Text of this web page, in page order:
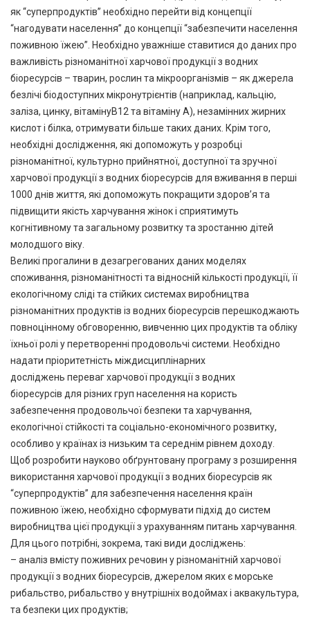
як “суперпродуктів” необхідно перейти від концепції
“нагодувати населення” до концепції “забезпечити населення
поживною їжею”. Необхідно уважніше ставитися до даних про
важливість різноманітної харчової продукції з водних
біоресурсів – тварин, рослин та мікроорганізмів – як джерела
безлічі біодоступних мікронутрієнтів (наприклад, кальцію,
заліза, цинку, вітамінуB12 та вітаміну А), незамінних жирних
кислот і білка, отримувати більше таких даних. Крім того,
необхідні дослідження, які допоможуть у розробці
різноманітної, культурно прийнятної, доступної та зручної
харчової продукції з водних біоресурсів для вживання в перші
1000 днів життя, які допоможуть покращити здоров’я та
підвищити якість харчування жінок і сприятимуть
когнітивному та загальному розвитку та зростанню дітей
молодшого віку.
Великі прогалини в дезагрегованих даних моделях
споживання, різноманітності та відносній кількості продукції, її
екологічному сліді та стійких системах виробництва
різноманітних продуктів із водних біоресурсів перешкоджають
повноцінному обговоренню, вивченню цих продуктів та обліку
їхньої ролі у перетворенні продовольчі системи. Необхідно
надати пріоритетність міждисциплінарних
досліджень переваг харчової продукції з водних
біоресурсів для різних груп населення на користь
забезпечення продовольчої безпеки та харчування,
екологічної стійкості та соціально-економічного розвитку,
особливо у країнах із низьким та середнім рівнем доходу.
Щоб розробити науково обґрунтовану програму з розширення
використання харчової продукції з водних біоресурсів як
“суперпродуктів” для забезпечення населення країн
поживною їжею, необхідно сформувати підхід до систем
виробництва цієї продукції з урахуванням питань харчування.
Для цього потрібні, зокрема, такі види досліджень:
– аналіз вмісту поживних речовин у різноманітній харчової
продукції з водних біоресурсів, джерелом яких є морське
рибальство, рибальство у внутрішніх водоймах і аквакультура,
та безпеки цих продуктів;